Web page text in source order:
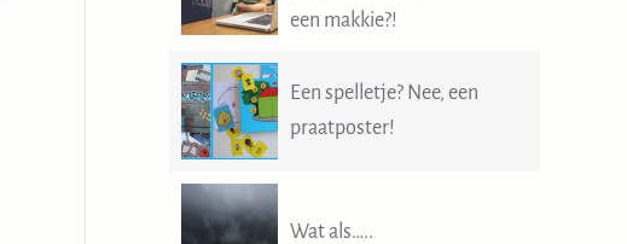
een makkie?!
Een spelletje? Nee, een
praatposter!
Wat als…..